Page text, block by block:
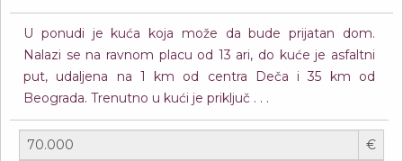
U ponudi je kuća koja može da bude prijatan dom.
Nalazi se na ravnom placu od 13 ari, do kuće je asfaltni
put, udaljena na 1 km od centra Deča i 35 km od
Beograda. Trenutno u kući je priključ . . .
€